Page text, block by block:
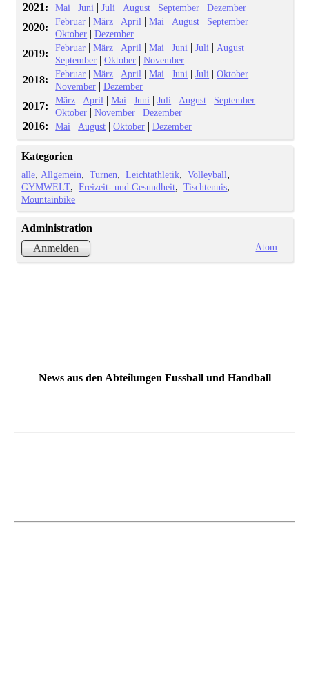
2021: Mai |Juni |Juli | August | September |Dezember
2020: Februar |März | April |Mai | August | September |
Oktober |Dezember
2019: Februar |März | April |Mai |Juni |Juli | August |
September |Oktober |November
2018: Februar |März | April |Mai |Juni |Juli |Oktober |
November |Dezember
2017: März | April |Mai |Juni |Juli | August | September |
Oktober |November |Dezember
2016: Mai | August |Oktober |Dezember
Kategorien
alle Allgemein Turnen Leichtathletik
Volleyball
GYMWELT
Freizeit- und Gesundheit
Tischtennis
Mountainbike
Administration
Anmelden
Atom
News aus den Abteilungen Fussball und Handball